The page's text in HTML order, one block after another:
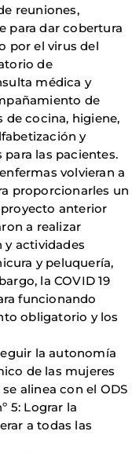
reuniones,
para dar cobertura
por el virus del
de
médica y
de
de cocina, higiene,
y
las pacientes.
volvieran a
proporcionarles un
anterior
a realizar
y actividades
y peluquería,
la COVID 19
funcionando
obligatorio y los
la autonomía
de las mujeres
alinea con el ODS
5: Lograr la
a todas las